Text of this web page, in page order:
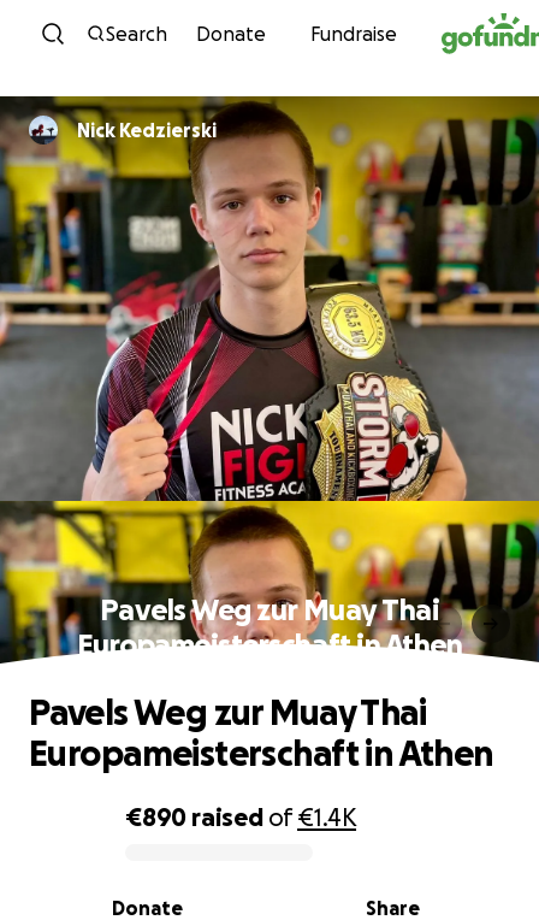
Skip to content
Search Donate Fundraise
Nick Kedzierski
Pavels Weg zur Muay Thai
Europameisterschaft in Athen
0% complete
€890 raised of€1.4K
Share
Donate
Pavels Weg zur Muay Thai
Europameisterschaft in Athen